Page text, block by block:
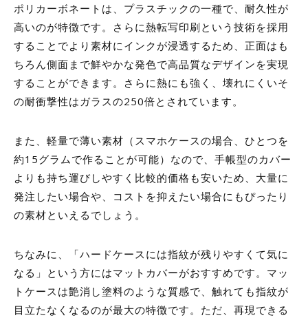
ポリカーボネートは、プラスチックの一種で、耐久性が
高いのが特徴です。さらに熱転写印刷という技術を採用
することでより素材にインクが浸透するため、正面はも
ちろん側面まで鮮やかな発色で高品質なデザインを実現
することができます。さらに熱にも強く、壊れにくいそ
の耐衝撃性はガラスの250倍とされています。
また、軽量で薄い素材（スマホケースの場合、ひとつを
約15グラムで作ることが可能）なので、手帳型のカバー
よりも持ち運びしやすく比較的価格も安いため、大量に
発注したい場合や、コストを抑えたい場合にもぴったり
の素材といえるでしょう。
ちなみに、「ハードケースには指紋が残りやすくて気に
なる」という方にはマットカバーがおすすめです。マッ
トケースは艶消し塗料のような質感で、触れても指紋が
目立たなくなるのが最大の特徴です。ただ、再現できる